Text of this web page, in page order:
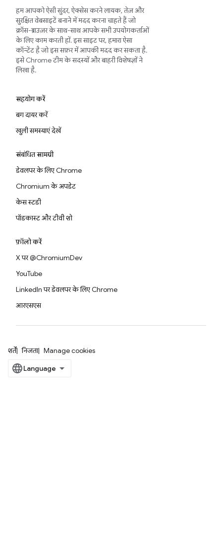
हम आपको ऐसी सुंदर, ऐक्सेस करने लायक, तेज़ और
सुरक्षित वेबसाइटें बनाने में मदद करना चाहते हैं जो
क्रॉस-ब्राउज़र के साथ-साथ आपके सभी उपयोगकर्ताओं
के लिए काम करती हों. इस साइट पर, हमारा ऐसा
कॉन्टेंट है जो इस सफ़र में आपकी मदद कर सकता है.
इसे Chrome टीम के सदस्यों और बाहरी विशेषज्ञों ने
लिखा है.
सहयोग करें
बग दायर करें
खुली समस्याएं देखें
संबंधित सामग्री
डेवलपर के लिए Chrome
Chromium के अपडेट
केस स्टडी
पॉडकास्ट और टीवी शो
फ़ॉलो करें
X पर @ChromiumDev
YouTube
LinkedIn पर डेवलपर के लिए Chrome
आरएसएस
शर्तें निजता Manage cookies